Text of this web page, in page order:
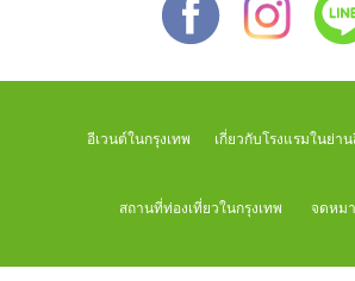
อีเวนต์ในกรุงเทพ เกี่ยวกับโรงแรมในย่า
สถานที่ท่องเที่ยวในกรุงเทพ จดหม